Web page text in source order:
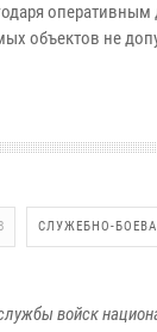
объектов не
СЛУЖЕБНО-
войск